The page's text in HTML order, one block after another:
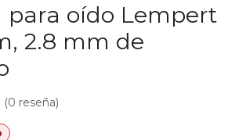
para oído Lempert
2.8 mm de
(0 reseña)